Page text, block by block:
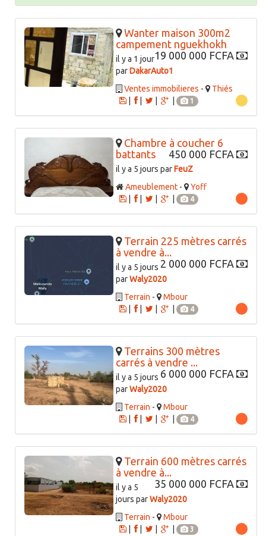
Wanter maison 300m2
campement nguekhokh
19 000 000 FCFA
il y a 1 jour
parDakarAuto1
Ventes immobilieres -
Thiés
|
1
Chambre à coucher 6
battants
450 000 FCFA
il y a 5 jours parFeuZ
Ameublement -
Yoff
|
4
Terrain 225 mètres carrés
à vendre à...
2 000 000 FCFA
il y a 5 jours
parWaly2020
Terrain -
Mbour
|
4
Terrains 300 mètres
carrés à vendre ...
6 000 000 FCFA
il y a 5 jours
parWaly2020
Terrain -
Mbour
|
4
Terrain 600 mètres carrés
à vendre à...
35 000 000 FCFA
il y a 5
jours parWaly2020
Terrain -
Mbour
|
3